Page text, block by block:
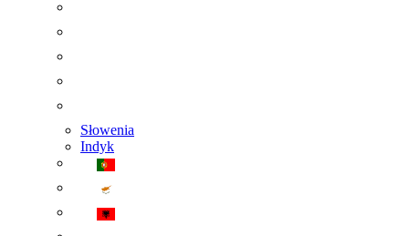
Słowenia
Indyk